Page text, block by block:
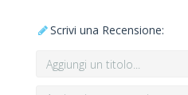
Scrivi una Recensione: